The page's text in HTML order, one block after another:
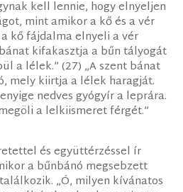
kell lennie, hogy elnyeljen
mint amikor a kő és a vér
kő fájdalma elnyeli a vér
kifakasztja a bűn tályogát
a lélek.” (27) „A szent bánat
mely kiirtja a lélek haragját.
nedves gyógyír a leprára.
a lelkiismeret férgét.”
és együttérzéssel ír
a bűnbánó megsebzett
„Ó, milyen kívánatos